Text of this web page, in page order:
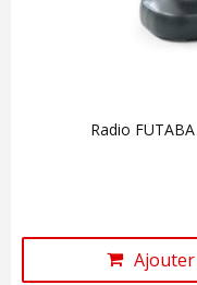
Radio